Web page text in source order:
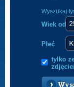
Wyszukaj
Wiek od
Płeć
tylko